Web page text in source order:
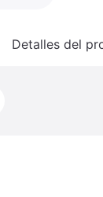
Detalles del